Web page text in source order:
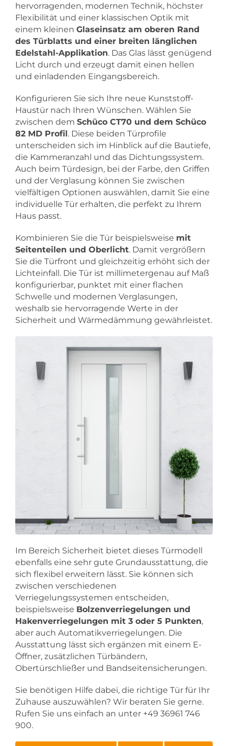
hervorragenden, modernen Technik, höchster
Flexibilität und einer klassischen Optik mit
einem kleinen Glaseinsatz am oberen Rand
des Türblatts und einer breiten länglichen
Edelstahl-Applikation. Das Glas lässt genügend
Licht durch und erzeugt damit einen hellen
und einladenden Eingangsbereich.
Konfigurieren Sie sich Ihre neue Kunststoff-
Haustür nach Ihren Wünschen. Wählen Sie
zwischen dem Schüco CT70 und dem Schüco
82 MD Profil . Diese beiden Türprofile
unterscheiden sich im Hinblick auf die Bautiefe,
die Kammeranzahl und das Dichtungssystem.
Auch beim Türdesign, bei der Farbe, den Griffen
und der Verglasung können Sie zwischen
vielfältigen Optionen auswählen, damit Sie eine
individuelle Tür erhalten, die perfekt zu Ihrem
Haus passt.
Kombinieren Sie die Tür beispielsweise mit
Seitenteilen und Oberlicht. Damit vergrößern
Sie die Türfront und gleichzeitig erhöht sich der
Lichteinfall. Die Tür ist millimetergenau auf Maß
konfigurierbar, punktet mit einer flachen
Schwelle und modernen Verglasungen,
weshalb sie hervorragende Werte in der
Sicherheit und Wärmedämmung gewährleistet.
Im Bereich Sicherheit bietet dieses Türmodell
ebenfalls eine sehr gute Grundausstattung, die
sich flexibel erweitern lässt. Sie können sich
zwischen verschiedenen
Verriegelungssystemen entscheiden,
beispielsweise Bolzenverriegelungen und
Hakenverriegelungen mit 3 oder 5 Punkten,
aber auch Automatikverriegelungen. Die
Ausstattung lässt sich ergänzen mit einem E-
Öffner, zusätzlichen Türbändern,
Obertürschließer und Bandseitensicherungen.
Sie benötigen Hilfe dabei, die richtige Tür für Ihr
Zuhause auszuwählen? Wir beraten Sie gerne.
Rufen Sie uns einfach an unter +49 36961 746
900.